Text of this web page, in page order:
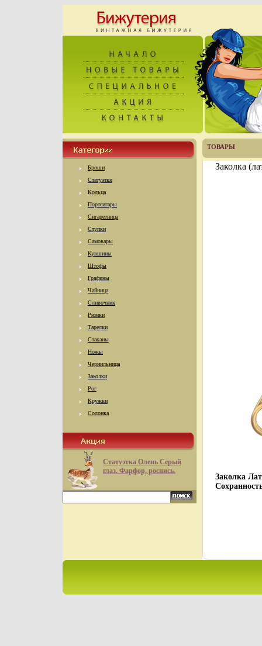
Броши
Статуэтки
Кольца
Портсигары
Сигаретница
Ступки
Самовары
Кувшины
Штофы
Графины
Чайница
Сливочник
Рюмки
Тарелки
Стаканы
Ножы
Чернильница
Заколки
Рог
Кружки
Солонка
Статуэтка Олень Серый
глаз. Фарфор, роспись.
ТОВАРЫ
Заколка
Заколка